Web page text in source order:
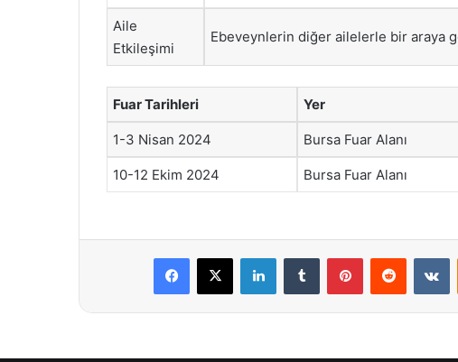
Aile
Etkileşimi
Ebeveynlerin diğer ailelerle bir araya
Fuar Tarihleri Yer
1-3 Nisan 2024 Bursa Fuar Alanı
10-12 Ekim 2024 Bursa Fuar Alanı
Facebook
X LinkedInTumblr PinterestReddit